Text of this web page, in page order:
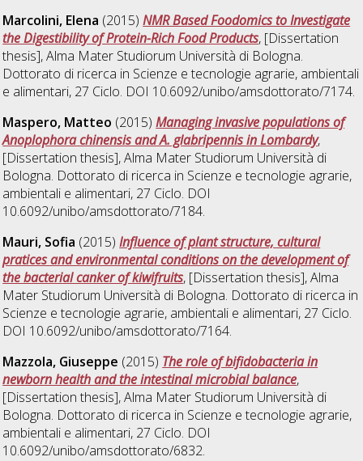
Marcolini, Elena (2015)NMR Based Foodomics to Investigate
the Digestibility of Protein-Rich Food Products, [Dissertation
thesis], Alma Mater Studiorum Università di Bologna.
Dottorato di ricerca in Scienze e tecnologie agrarie, ambientali
e alimentari, 27 Ciclo. DOI 10.6092/unibo/amsdottorato/7174.
Maspero, Matteo (2015)Managing invasive populations of
Anoplophora chinensis and A. glabripennis in Lombardy,
[Dissertation thesis], Alma Mater Studiorum Università di
Bologna. Dottorato di ricerca in Scienze e tecnologie agrarie,
ambientali e alimentari, 27 Ciclo. DOI
10.6092/unibo/amsdottorato/7184.
Mauri, Sofia (2015)Influence of plant structure, cultural
pratices and environmental conditions on the development of
the bacterial canker of kiwifruits, [Dissertation thesis], Alma
Mater Studiorum Università di Bologna. Dottorato di ricerca in
Scienze e tecnologie agrarie, ambientali e alimentari, 27 Ciclo.
DOI 10.6092/unibo/amsdottorato/7164.
Mazzola, Giuseppe (2015) The role of bifidobacteria in
newborn health and the intestinal microbial balance,
[Dissertation thesis], Alma Mater Studiorum Università di
Bologna. Dottorato di ricerca in Scienze e tecnologie agrarie,
ambientali e alimentari, 27 Ciclo. DOI
10.6092/unibo/amsdottorato/6832.